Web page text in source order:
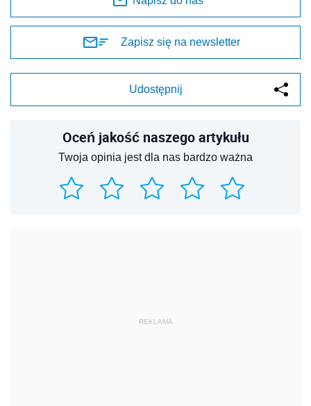
Zapisz się na newsletter
Udostępnij
Oceń jakość naszego artykułu
Twoja opinia jest dla nas bardzo ważna
REKLAMA